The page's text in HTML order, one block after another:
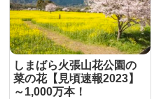
しまばら火張山花公園の
菜の花【見頃速報2023】
～1,000万本！